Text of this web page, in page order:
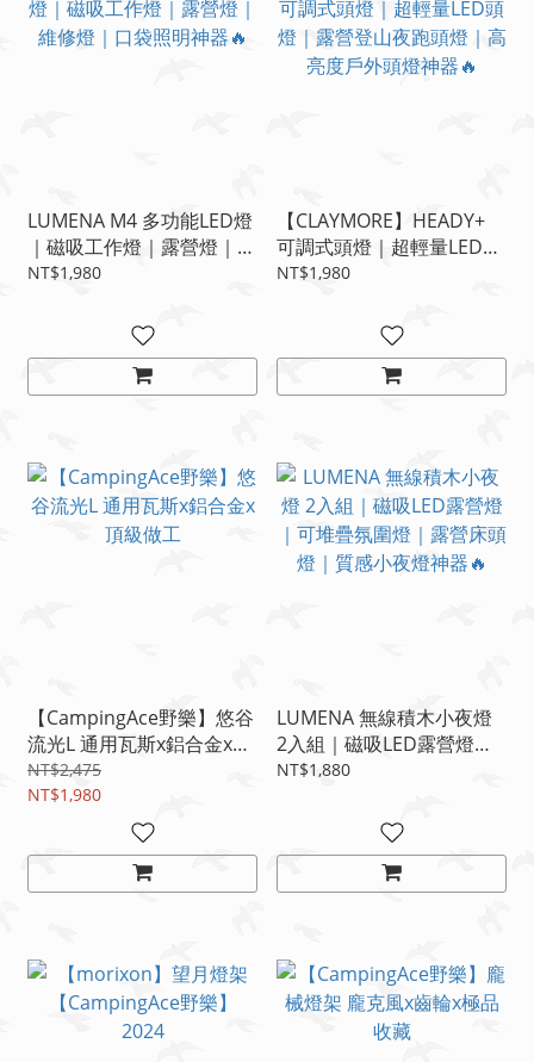
LUMENA M4 多功能LED燈
｜磁吸工作燈｜露營燈｜維
修燈｜口袋照明神器🔥
NT$1,980
【CLAYMORE】HEADY+
可調式頭燈｜超輕量LED頭
燈｜露營登山夜跑頭燈｜高
NT$1,980
【CampingAce野樂】悠谷
流光L 通用瓦斯x鋁合金x頂
級做工
NT$2,475
NT$1,980
LUMENA 無線積木小夜燈
2入組｜磁吸LED露營燈｜
可堆疊氛圍燈｜露營床頭燈
NT$1,880